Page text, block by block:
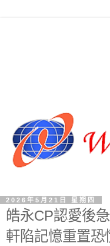
2026年5月21日 星期四
皓永CP認愛後
軒陷記憶重置恐